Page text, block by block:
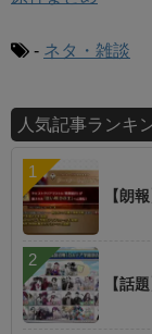
- ネタ・雑談
人気記事ランキ
【朗
【話